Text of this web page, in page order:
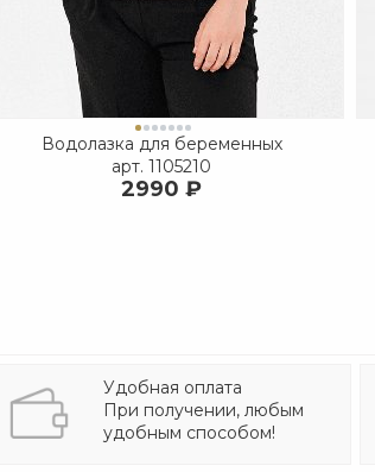
Водолазка для беременных
арт. 1105210
2990 ₽
Удобная оплата
При получении, любым
удобным способом!